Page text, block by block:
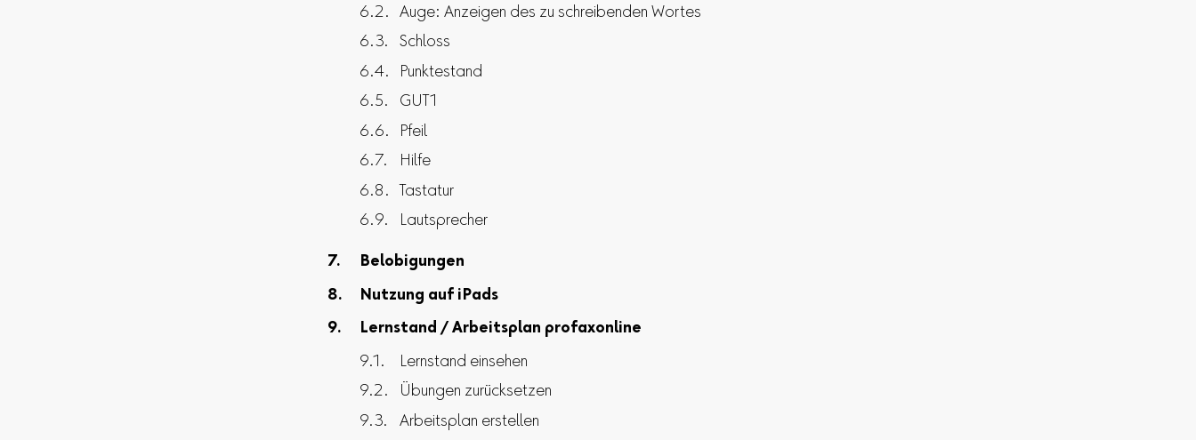
Auge: Anzeigen des zu schreibenden Wortes
Schloss
Punktestand
GUT1
Pfeil
Hilfe
Tastatur
Lautsprecher
Belobigungen
Nutzung auf iPads
Lernstand / Arbeitsplan profaxonline
Lernstand einsehen
Übungen zurücksetzen
Arbeitsplan erstellen